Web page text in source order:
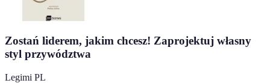
Zostań liderem, jakim chcesz! Zaprojektuj własny
styl przywództwa
Legimi PL